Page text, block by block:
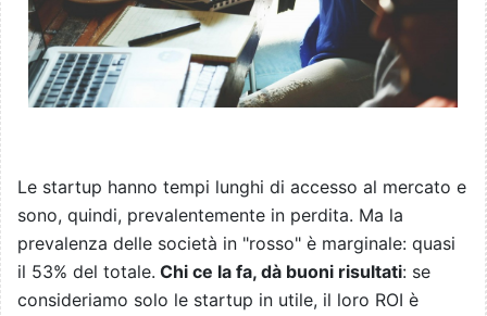
Le startup hanno tempi lunghi di accesso al mercato e
sono, quindi, prevalentemente in perdita. Ma la
prevalenza delle società in "rosso" è marginale: quasi
il 53% del totale. Chi ce la fa, dà buoni risultati: se
consideriamo solo le startup in utile, il loro ROI è